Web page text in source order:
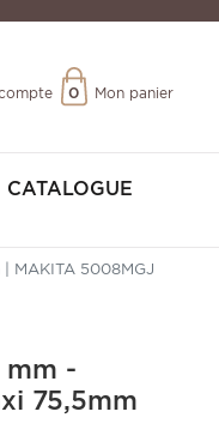
Mon panier
0
CATALOGUE
MAKITA 5008MGJ
mm -
75,5mm